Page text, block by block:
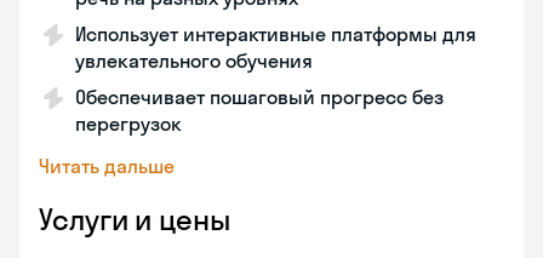
Использует интерактивные платформы для
увлекательного обучения
Обеспечивает пошаговый прогресс без
перегрузок
Читать дальше
Услуги и цены